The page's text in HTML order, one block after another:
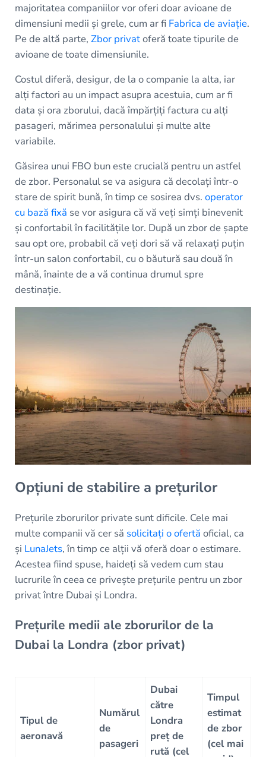
majoritatea companiilor vor oferi doar avioane de
dimensiuni medii și grele, cum ar fi Fabrica de aviație.
Pe de altă parte, Zbor privatoferă toate tipurile de
avioane de toate dimensiunile.
Costul diferă, desigur, de la o companie la alta, iar
alți factori au un impact asupra acestuia, cum ar fi
data și ora zborului, dacă împărțiți factura cu alți
pasageri, mărimea personalului și multe alte
variabile.
Găsirea unui FBO bun este crucială pentru un astfel
de zbor. Personalul se va asigura că decolați într-o
stare de spirit bună, în timp ce sosirea dvs. operator
cu bază fixă se vor asigura că vă veți simți binevenit
și confortabil în facilitățile lor. După un zbor de șapte
sau opt ore, probabil că veți dori să vă relaxați puțin
într-un salon confortabil, cu o băutură sau două în
mână, înainte de a vă continua drumul spre
destinație.
Opțiuni de stabilire a prețurilor
Prețurile zborurilor private sunt dificile. Cele mai
multe companii vă cer să solicitați o ofertă oficial, ca
și LunaJets, în timp ce alții vă oferă doar o estimare.
Acestea fiind spuse, haideți să vedem cum stau
lucrurile în ceea ce privește prețurile pentru un zbor
privat între Dubai și Londra.
Prețurile medii ale zborurilor de la
Dubai la Londra (zbor privat)
Tipul de
aeronavă
Numărul
de
pasageri
Dubai
către
Londra
preț de
rută (cel
Timpul
estimat
de zbor
(cel mai